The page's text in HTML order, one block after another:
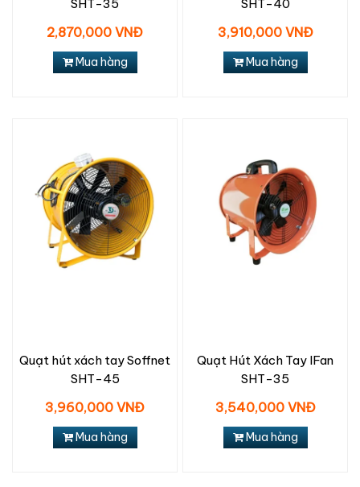
SHT-35
2,870,000 VNĐ
Mua hàng
SHT-40
3,910,000 VNĐ
Mua hàng
Quạt hút xách tay Soffnet
SHT-45
3,960,000 VNĐ
Mua hàng
Quạt Hút Xách Tay IFan
SHT-35
3,540,000 VNĐ
Mua hàng